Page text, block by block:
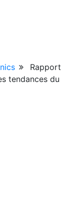
Rapport
tendances du